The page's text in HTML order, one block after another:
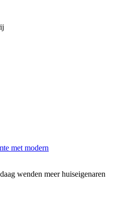
met modern
wenden meer huiseigenaren